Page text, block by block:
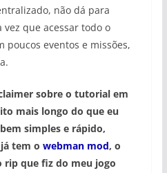
não dá para
que acessar todo o
poucos eventos e missões,
sobre o tutorial em
mais longo do que eu
simples e rápido,
tem o webman mod, o
rip que fiz do meu jogo